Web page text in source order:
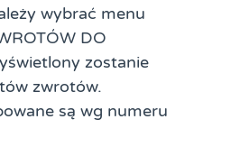
wybrać menu
DO
zostanie
zwrotów.
są wg numeru